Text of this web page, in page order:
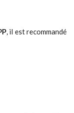
, il est recommandé